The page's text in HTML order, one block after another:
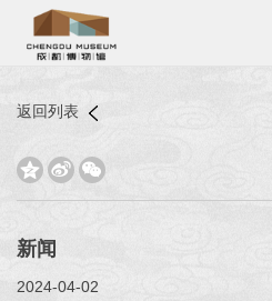
返回列表
  
新闻
2024-04-02